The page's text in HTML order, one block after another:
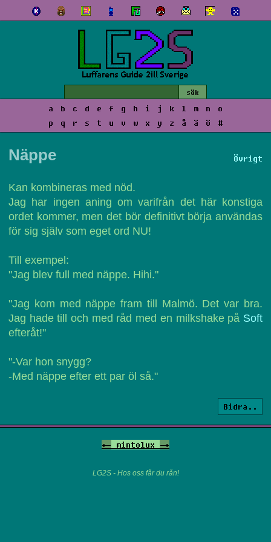
a b c d e f g h i j k l m n
o
p
q r s t u v w x y z å ä ö #
Övrigt
Näppe
Kan kombineras med nöd.
Jag har ingen aning om varifrån det här konstiga
ordet kommer, men det bör definitivt börja användas
för sig själv som eget ord NU!
Till exempel:
"Jag blev full med näppe. Hihi."
"Jag kom med näppe fram till Malmö. Det var bra.
Jag hade till och med råd med en milkshake på Soft
efteråt!"
"-Var hon snygg?
-Med näppe efter ett par öl så."
Bidra..
<- mintolux ->
LG2S - Hos oss får du rån!